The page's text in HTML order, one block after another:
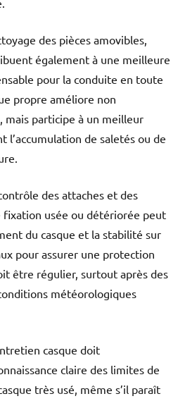
des pièces amovibles,
également à une meilleure
pour la conduite en toute
propre améliore non
mais participe à un meilleur
l’accumulation de saletés ou de
des attaches et des
fixation usée ou détériorée peut
du casque et la stabilité sur
pour assurer une protection
être régulier, surtout après des
météorologiques
casque doit
claire des limites de
très usé, même s’il paraît